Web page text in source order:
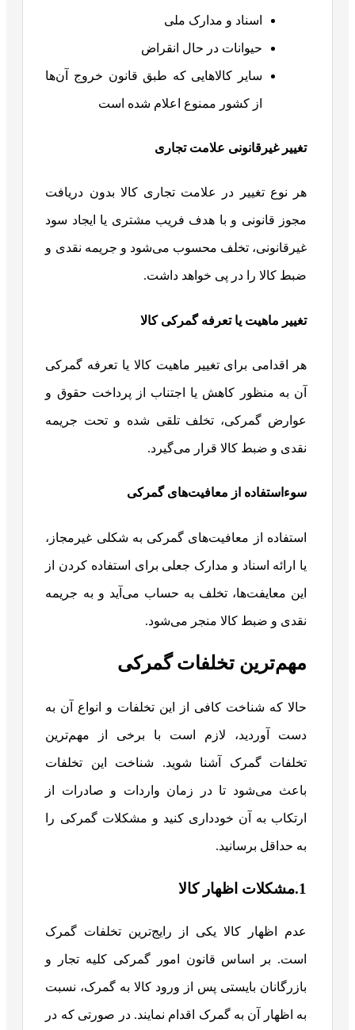
اسناد و مدارک ملی
حیوانات در حال انقراض
سایر کالاهایی که طبق قانون خروج آن‌ها
از کشور ممنوع اعلام شده است
تغییر غیرقانونی علامت تجاری
هر نوع تغییر در علامت تجاری کالا بدون دریافت
مجوز قانونی و با هدف فریب مشتری یا ایجاد سود
غیرقانونی، تخلف محسوب می‌شود و جریمه نقدی و
ضبط کالا را در پی خواهد داشت.
تغییر ماهیت یا تعرفه گمرکی کالا
هر اقدامی برای تغییر ماهیت کالا یا تعرفه گمرکی
آن به منظور کاهش یا اجتناب از پرداخت حقوق و
عوارض گمرکی، تخلف تلقی شده و تحت جریمه
نقدی و ضبط کالا قرار می‌گیرد.
سوءاستفاده از معافیت‌های گمرکی
استفاده از معافیت‌های گمرکی به شکلی غیرمجاز،
یا ارائه اسناد و مدارک جعلی برای استفاده کردن از
این معایفت‌ها، تخلف به حساب می‌آید و به جریمه
نقدی و ضبط کالا منجر می‌شود.
مهم‌ترین تخلفات گمرکی
حالا که شناخت کافی از این تخلفات و انواع آن به
دست آوردید، لازم است با برخی از مهم‌ترین
تخلفات گمرک آشنا شوید. شناخت این تخلفات
باعث می‌شود تا در زمان واردات و صادرات از
ارتکاب به آن خودداری کنید و مشکلات گمرکی را
به حداقل برسانید.
1.مشکلات اظهار کالا
عدم اظهار کالا یکی از رایج‌ترین تخلفات گمرک
است. بر اساس قانون امور گمرکی کلیه تجار و
بازرگانان بایستی پس از ورود کالا به گمرک، نسبت
به اظهار آن به گمرک اقدام نمایند. در صورتی که در